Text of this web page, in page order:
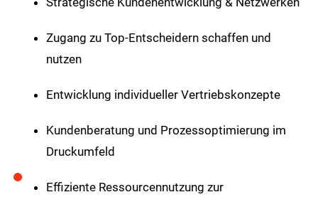
Zugang zu Top-Entscheidern schaffen und
nutzen
Entwicklung individueller Vertriebskonzepte
Kundenberatung und Prozessoptimierung im
Druckumfeld
Effiziente Ressourcennutzung zur